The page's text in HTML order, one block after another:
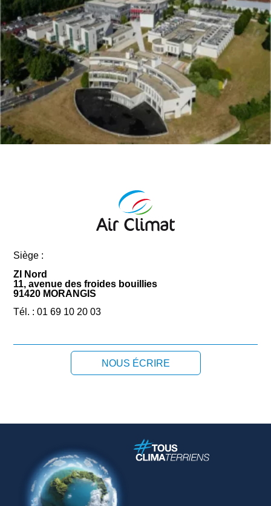
Siège :
ZI Nord
11, avenue des froides bouillies
91420 MORANGIS
Tél. : 01 69 10 20 03
NOUS ÉCRIRE